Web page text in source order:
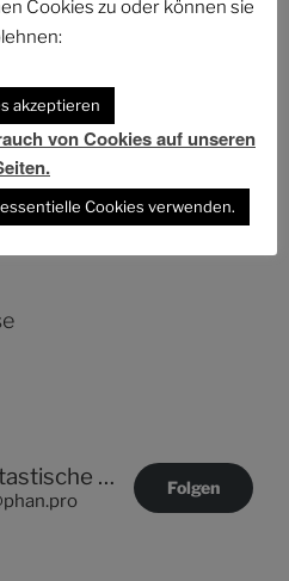
Jones & The Kingdom of
2013: James Bond –
[Romanrezension] [Video]
Das Phantastische Projekt - PHAN.PRO Folgen
Cookies zu oder können sie
akzeptieren
von Cookies auf unseren
Cookies verwenden.